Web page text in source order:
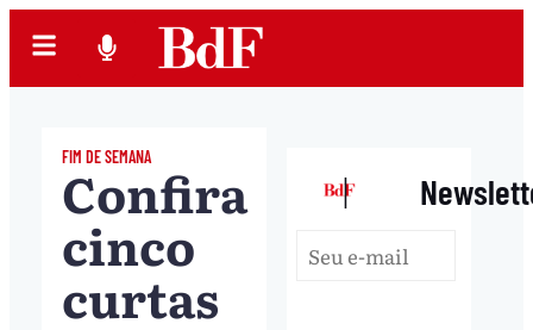
FIM DE SEMANA
Confira
cinco
curtas
|